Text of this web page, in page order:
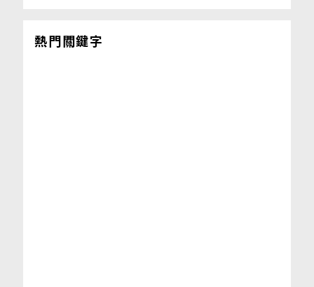
熱門關鍵字